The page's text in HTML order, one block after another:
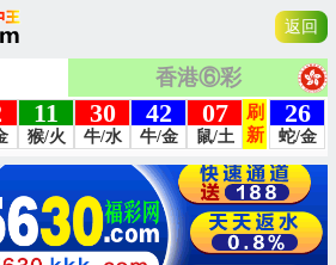
返回
香港⑥彩